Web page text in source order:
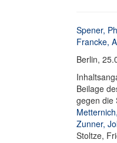
Spener,
Francke,
Berlin,
Beilage
gegen die
Zunner,
Stoltze,